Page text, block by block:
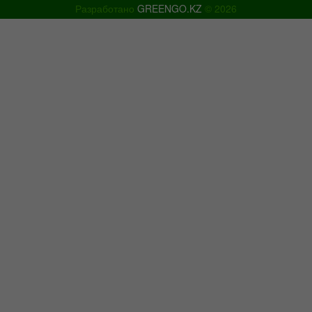
Разработано GREENGO.KZ © 2026